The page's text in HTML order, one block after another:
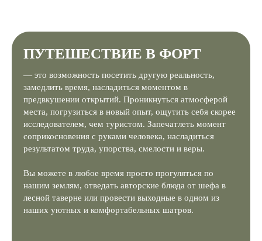
ПУТЕШЕСТВИЕ В ФОРТ
— это возможность посетить другую реальность,
замедлить время, насладиться моментом в
предвкушении открытий. Проникнуться атмосферой
места, погрузиться в новый опыт, ощутить себя скорее
исследователем, чем туристом. Запечатлеть момент
соприкосновения с руками человека, насладиться
результатом труда, упорства, смелости и веры.
Вы можете в любое время просто прогуляться по
нашим землям, отведать авторские блюда от шефа в
лесной таверне или провести выходные в одном из
наших уютных и комфортабельных шатров.